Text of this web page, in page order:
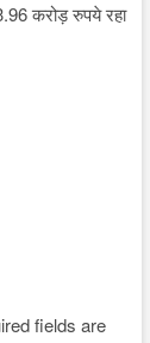
करोड़ रुपये रहा
fields are